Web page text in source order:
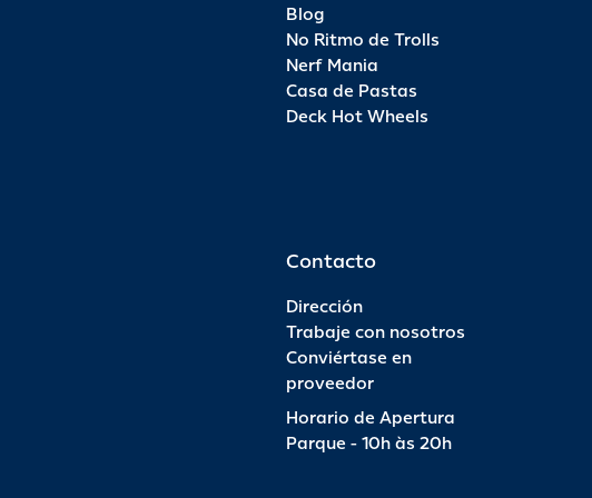
Blog
No Ritmo de Trolls
Nerf Mania
Casa de Pastas
Deck Hot Wheels
Contacto
Dirección
Trabaje con nosotros
Conviértase en
proveedor
Horario de Apertura
Parque - 10h às 20h